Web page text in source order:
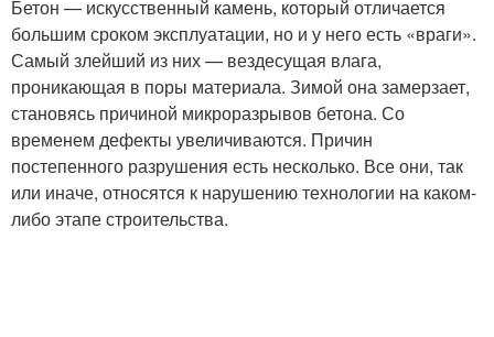
Бетон — искусственный камень, который отличается
большим сроком эксплуатации, но и у него есть «враги».
Самый злейший из них — вездесущая влага,
проникающая в поры материала. Зимой она замерзает,
становясь причиной микроразрывов бетона. Со
временем дефекты увеличиваются. Причин
постепенного разрушения есть несколько. Все они, так
или иначе, относятся к нарушению технологии на каком-
либо этапе строительства.